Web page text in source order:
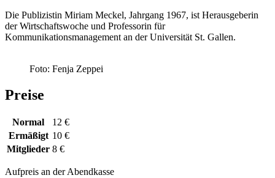
Die Publizistin Miriam Meckel, Jahrgang 1967, ist Herausgeberin
der Wirtschaftswoche und Professorin für
Kommunikationsmanagement an der Universität St. Gallen.
Foto: Fenja Zeppei
Preise
Normal
12 €
Ermäßigt 10 €
Mitglieder 8 €
Aufpreis an der Abendkasse